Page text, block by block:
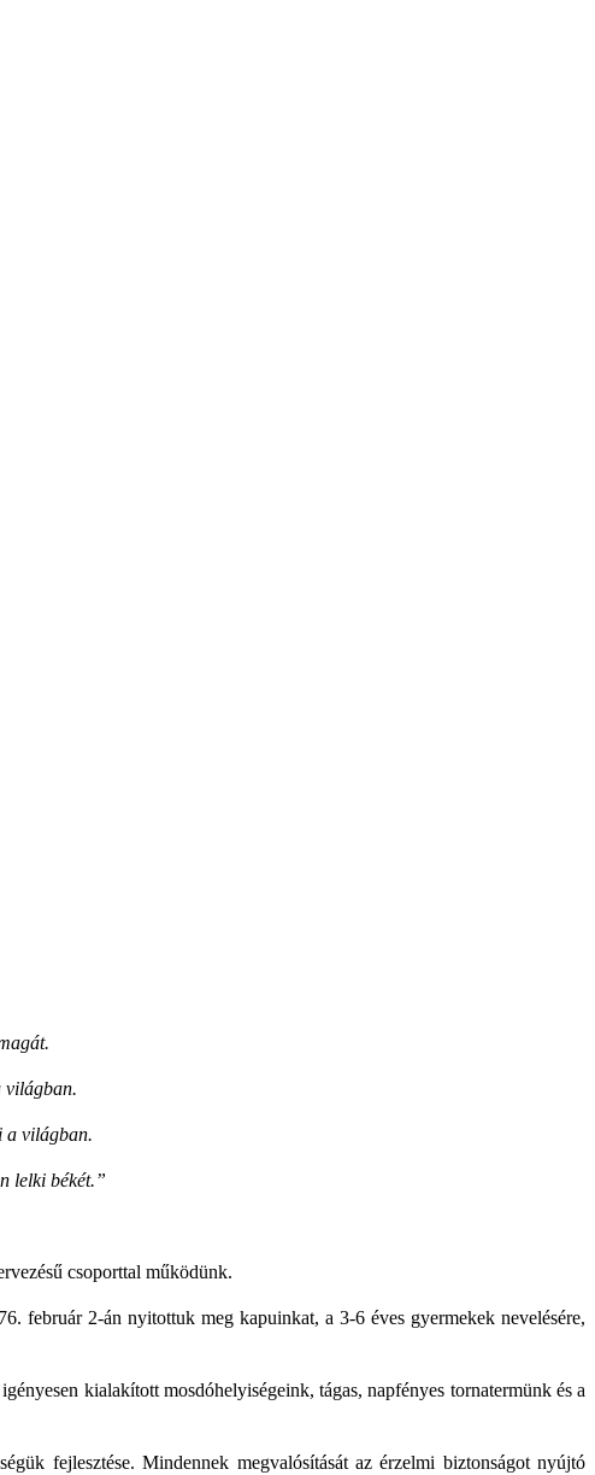
világban.
a világban.
lelki békét.”
csoporttal működünk.
február 2-án nyitottuk meg kapuinkat, a 3-6 éves gyermekek nevelésére,
kialakított mosdóhelyiségeink, tágas, napfényes tornatermünk és a
fejlesztése. Mindennek megvalósítását az érzelmi biztonságot nyújtó